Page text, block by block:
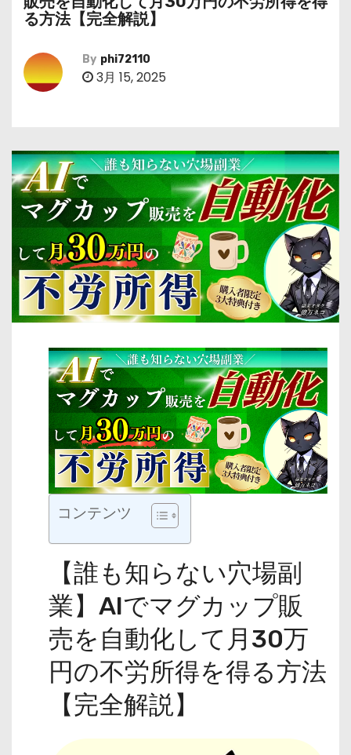
る方法【完全解説】
By phi72110
3月 15, 2025
コンテンツ
【誰も知らない穴場副
業】AIでマグカップ販
売を自動化して月30万
円の不労所得を得る方法
【完全解説】